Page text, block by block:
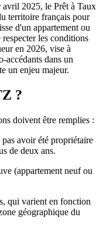
2025, le Prêt à Taux
territoire français pour
d'un appartement ou
les conditions
en 2026, vise à
accédants dans un
un enjeu majeur.
?
doivent être remplies :
avoir été propriétaire
de deux ans.
(appartement neuf ou
qui varient en fonction
géographique du